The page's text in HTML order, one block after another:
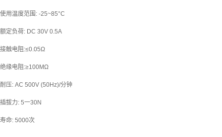
使用温度范围: -25~85°C
额定负荷: DC 30V 0.5A
接触电阻:≤0.05Ω
绝缘电阻:≥100MΩ
耐压: AC 500V (50Hz)/分钟
插拔力: 5一30N
寿命: 5000次